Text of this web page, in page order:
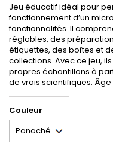
Jeu éducatif idéal pour
fonctionnement d’un
fonctionnalités. Il
réglables, des
étiquettes, des boîtes et
collections. Avec ce jeu,
propres échantillons à
de vrais scientifiques.
Couleur